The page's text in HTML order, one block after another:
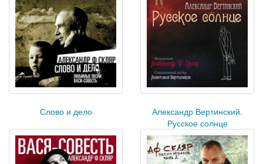
Слово и дело
Александр Вертинский.
Русское солнце